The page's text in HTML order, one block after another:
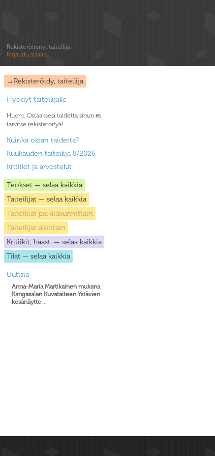
Rekisteröitynyt taiteilija:
Kirjaudu sisään
→Rekisteröidy, taiteilija
Hyödyt taiteilijalle
Huom. Ostaaksesi taidetta sinun ei
tarvitse rekisteröityä!
Kuinka ostan taidetta?
Kuukauden taiteilija 8/2026
Kritiikit ja arvostelut
Teokset — selaa kaikkia
Taiteilijat — selaa kaikkia
Taiteilijat paikkakunnittain
Taiteilijat aloittain
Kritiikit, haast. — selaa kaikkia
Tilat — selaa kaikkia
Uutisia
Anna-Maria Martikainen mukana
Kangasalan Kuvataiteen Ystävien
kesänäytte...